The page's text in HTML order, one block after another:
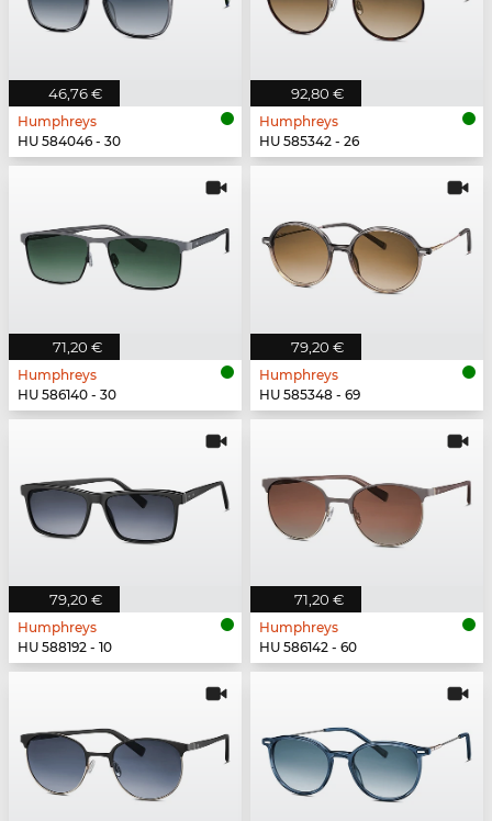
46,76 €
Humphreys
HU 584046 - 30
92,80 €
Humphreys
HU 585342 - 26
71,20 €
Humphreys
HU 586140 - 30
79,20 €
Humphreys
HU 585348 - 69
79,20 €
Humphreys
HU 588192 - 10
71,20 €
Humphreys
HU 586142 - 60